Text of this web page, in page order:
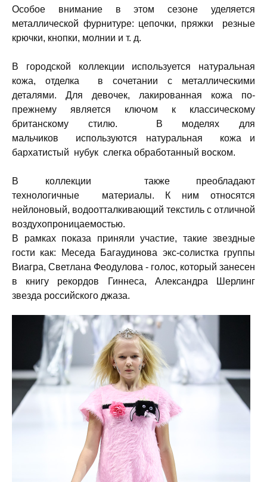
Особое внимание в этом сезоне уделяется
металлической фурнитуре: цепочки, пряжки резные
крючки, кнопки, молнии и т. д.
В городской коллекции используется натуральная
кожа, отделка в сочетании с металлическими
деталями. Для девочек, лакированная кожа по-
прежнему является ключом к классическому
британскому стилю. В моделях для
мальчиков используются натуральная кожа и
бархатистый нубук слегка обработанный воском.
В коллекции также преобладают
технологичные материалы. К ним относятся
нейлоновый, водоотталкивающий текстиль с отличной
воздухопроницаемостью.
В рамках показа приняли участие, такие звездные
гости как: Меседа Багаудинова экс-солистка группы
Виагра, Светлана Феодулова - голос, который занесен
в книгу рекордов Гиннеса, Александра Шерлинг
звезда российского джаза.